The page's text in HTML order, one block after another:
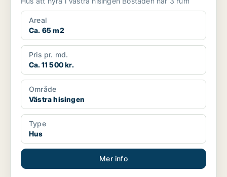
Areal
Ca. 65 m2
Pris pr. md.
Ca. 11 500 kr.
Område
Västra hisingen
Type
Hus
Mer info